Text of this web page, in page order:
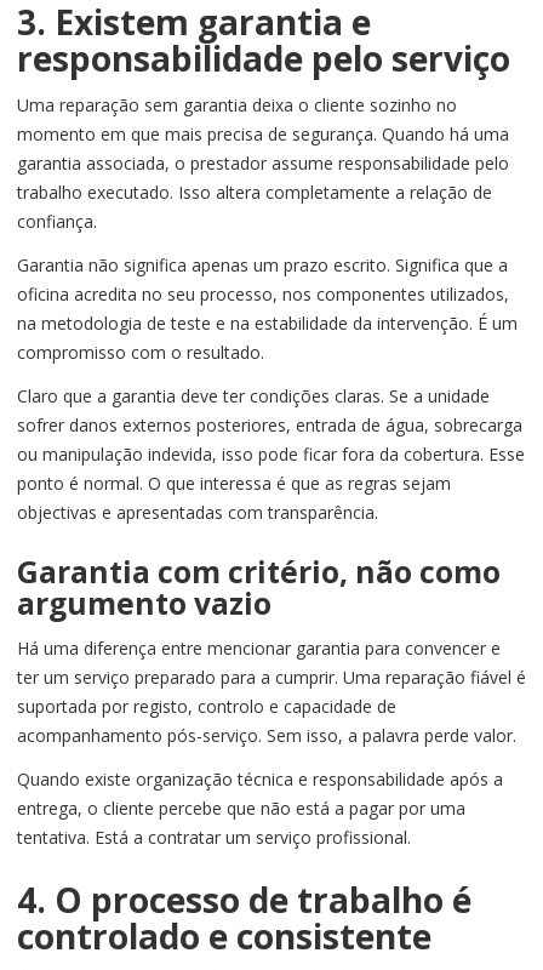
3. Existem garantia e
responsabilidade pelo serviço
Uma reparação sem garantia deixa o cliente sozinho no
momento em que mais precisa de segurança. Quando há uma
garantia associada, o prestador assume responsabilidade pelo
trabalho executado. Isso altera completamente a relação de
confiança.
Garantia não significa apenas um prazo escrito. Significa que a
oficina acredita no seu processo, nos componentes utilizados,
na metodologia de teste e na estabilidade da intervenção. É um
compromisso com o resultado.
Claro que a garantia deve ter condições claras. Se a unidade
sofrer danos externos posteriores, entrada de água, sobrecarga
ou manipulação indevida, isso pode ficar fora da cobertura. Esse
ponto é normal. O que interessa é que as regras sejam
objectivas e apresentadas com transparência.
Garantia com critério, não como
argumento vazio
Há uma diferença entre mencionar garantia para convencer e
ter um serviço preparado para a cumprir. Uma reparação fiável é
suportada por registo, controlo e capacidade de
acompanhamento pós-serviço. Sem isso, a palavra perde valor.
Quando existe organização técnica e responsabilidade após a
entrega, o cliente percebe que não está a pagar por uma
tentativa. Está a contratar um serviço profissional.
4. O processo de trabalho é
controlado e consistente